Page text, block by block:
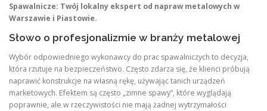
Spawalnicze: Twój lokalny ekspert od napraw metalowych w
Warszawie i Piastowie.
Słowo o profesjonalizmie w branży metalowej
Wybór odpowiedniego wykonawcy do prac spawalniczych to decyzja,
która rzutuje na bezpieczeństwo. Często zdarza się, że klienci próbują
naprawić konstrukcje na własną rękę, używając tanich urządzeń
marketowych. Efektem są często „zimne spawy”, które wyglądają
poprawnie, ale w rzeczywistości nie mają żadnej wytrzymałości